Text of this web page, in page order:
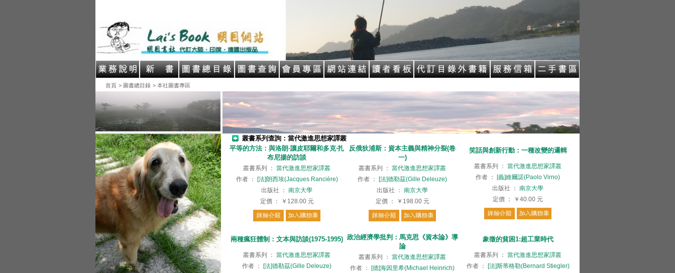
首頁 > 圖書總目錄 > 本社圖書專區
叢書系列查詢：當代激進思想家譯叢
平等的方法：與洛朗·讓皮耶爾和多克‧扎
布尼揚的訪談
叢書系列 ： 當代激進思想家譯叢
作者
：
[法]朗西埃(Jacques Rancière)
出版社
： 南京大學
定價
： ￥128.00 元
反俄狄浦斯：資本主義與精神分裂(卷
一)
叢書系列 ： 當代激進思想家譯叢
作者 ：
[法]德勒茲(Gille Deleuze)
出版社
： 南京大學
定價
： ￥198.00 元
笑話與創新行動：一種改變的邏輯
叢書系列 ： 當代激進思想家譯叢
作者 ：
[義]維爾諾(Paolo Virno)
出版社
： 南京大學
定價 ： ￥40.00 元
兩種瘋狂體制：文本與訪談(1975-1995)
叢書系列 ： 當代激進思想家譯叢
作者 ：
[法]德勒茲(Gille Deleuze)
政治經濟學批判：馬克思《資本論》導
論
叢書系列 ： 當代激進思想家譯叢
作者 ：
[德]海因里希(Michael Heinrich)
象徵的貧困1:超工業時代
叢書系列 ： 當代激進思想家譯叢
作者
：
[法]斯蒂格勒(Bernard Stiegler)